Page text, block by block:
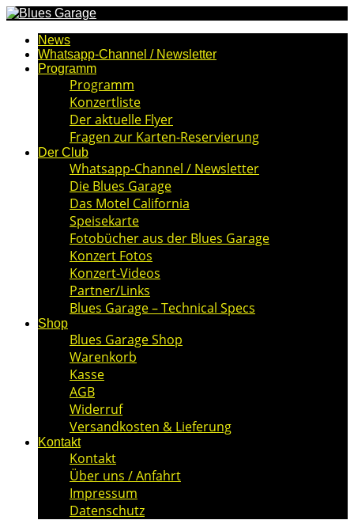
News
Whatsapp-Channel / Newsletter
Programm
Programm
Konzertliste
Der aktuelle Flyer
Fragen zur Karten-Reservierung
Der Club
Whatsapp-Channel / Newsletter
Die Blues Garage
Das Motel California
Speisekarte
Fotobücher aus der Blues Garage
Konzert Fotos
Konzert-Videos
Partner/Links
Blues Garage – Technical Specs
Shop
Blues Garage Shop
Warenkorb
Kasse
AGB
Widerruf
Versandkosten & Lieferung
Kontakt
Kontakt
Über uns / Anfahrt
Impressum
Datenschutz